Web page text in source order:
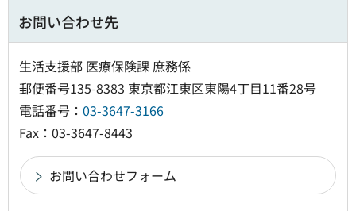
お問い合わせ先
生活支援部 医療保険課 庶務係
郵便番号135-8383 東京都江東区東陽4丁目11番28号
電話番号： 03-3647-3166
Fax：03-3647-8443